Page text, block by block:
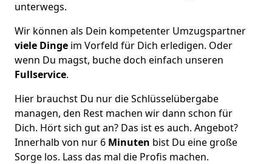
unterwegs.
Wir können als Dein kompetenter Umzugspartner
viele Dinge im Vorfeld für Dich erledigen. Oder
wenn Du magst, buche doch einfach unseren
Fullservice.
Hier brauchst Du nur die Schlüsselübergabe
managen, den Rest machen wir dann schon für
Dich. Hört sich gut an? Das ist es auch. Angebot?
Innerhalb von nur 6 Minuten bist Du eine große
Sorge los. Lass das mal die Profis machen.